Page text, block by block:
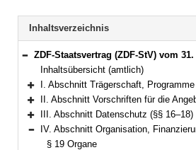
BAYERN.RECHT
letzten
Suche
Navigation
Inhaltsverzeichnis
Bereich reduzieren
ZDF-Staatsvertrag (ZDF-StV) vom
Inhaltsübersicht (amtlich)
Bereich erweitern
I. Abschnitt Trägerschaft,
Bereich erweitern
II. Abschnitt Vorschriften für die Angebote des „Zweiten
Bereich erweitern
III. Abschnitt Datenschutz (§§ 16–18)
Bereich reduzieren
IV. Abschnitt Organisation,
§ 19 Organe